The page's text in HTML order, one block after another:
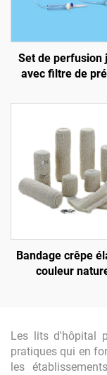
Set de perfusion
avec filtre de
Bandage crêpe
couleur
Les lits d'hôpital
pratiques qui en
les